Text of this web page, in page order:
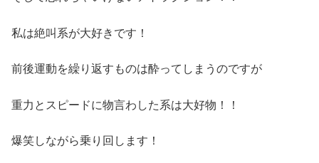
私は絶叫系が大好きです！
前後運動を繰り返すものは酔ってしまうのですが
重力とスピードに物言わした系は大好物！！
爆笑しながら乗り回します！